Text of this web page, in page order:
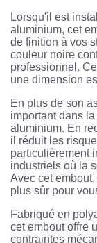
Lorsqu'il est
aluminium, cet
de finition à vos
couleur noire
professionnel.
une dimension
En plus de son
important dans
aluminium. En
il réduit les
particulièrement
industriels où la
Avec cet
plus sûr pour
Fabriqué en
cet embout offre
contraintes